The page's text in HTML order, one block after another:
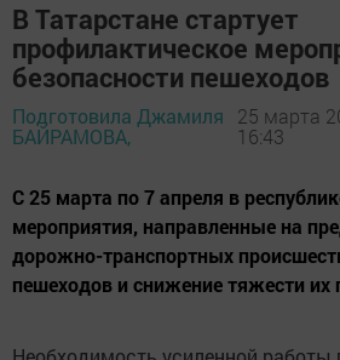
В Татарстане стартует
профилактическое
безопасности пешеходов
Подготовила Джамиля
БАЙРАМОВА,
25 марта
16:43
С 25 марта по 7 апреля в
мероприятия, направленные на
дорожно-транспортных
пешеходов и снижение тяжести их